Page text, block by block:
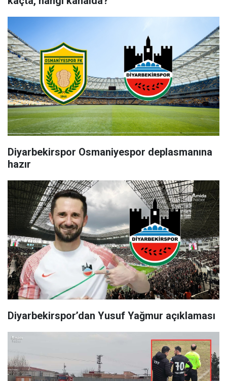
Diyarbekirspor Osmaniyespor deplasmanına
hazır
Diyarbekirspor’dan Yusuf Yağmur açıklaması